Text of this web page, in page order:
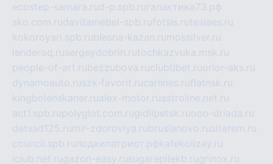
ecostep-samara.rud-p.spb.ru галактика73.рф
sko.com.rudavitamebel-spb.rufotsis.rutesiaes.ru
kokoroyari.spb.rublesna-kazan.ru mossilver.ru
lenderoq.rusergeydobrin.rutochkazvuka.msk.ru
people-of-art.rubezzubova.ruclubtibet.ruorior-aks.ru
dynamoauto.ruszk-favorit.rucarlines.ruflatnsk.ru
kingbolenskaner.rualex-motor.ruastroline.net.ru
act1.spb.rupolyglot.com.rugidlipetsk.ruooo-driada.ru
detsad125.ru mir-zdoroviya.rubruslanovo.rusiterem.ru
council.spb.ruлодкипатриот.рфkafekolizey.ru
iclub.net.rugazon-easy.rusugarepilekb.rugrinox.ru